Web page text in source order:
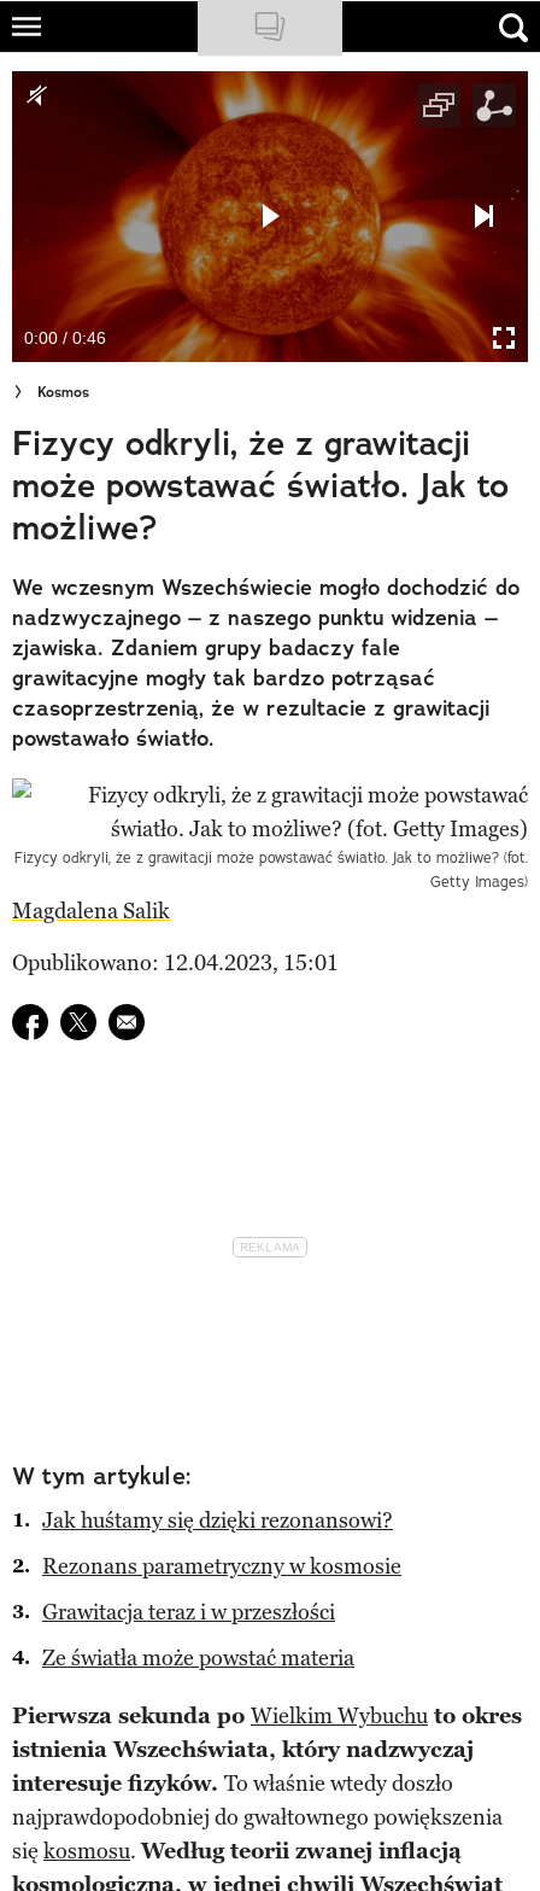
Skip
main
NATIONAL GEOGRAPHIC
Newsletter
Cuda Polski
Wielki Konkurs Fotograficzny
Trendbook Podróżniczy
Polecane
0:00 / 0:46
Kosmos
Fizycy odkryli, że z grawitacji
może powstawać światło. Jak to
możliwe?
We wczesnym Wszechświecie mogło dochodzić do
nadzwyczajnego – z naszego punktu widzenia –
zjawiska. Zdaniem grupy badaczy fale
grawitacyjne mogły tak bardzo potrząsać
czasoprzestrzenią, że w rezultacie z grawitacji
powstawało światło.
Fizycy odkryli, że z grawitacji może powstawać światło. Jak to możliwe? (fot.
Getty Images)
Magdalena Salik
Opublikowano: 12.04.2023, 15:01
Udostępnij na facebook
Udostępnij na twitter
E-mail do przyjaciela
W tym artykule:
Jak huśtamy się dzięki rezonansowi?
Rezonans parametryczny w kosmosie
Grawitacja teraz i w przeszłości
Ze światła może powstać materia
Pierwsza sekunda po Wielkim Wybuchu to okres
istnienia Wszechświata, który nadzwyczaj
interesuje fizyków. To właśnie wtedy doszło
najprawdopodobniej do gwałtownego powiększenia
się kosmosu.Według teorii zwanej inflacją
kosmologiczną, w jednej chwili Wszechświat